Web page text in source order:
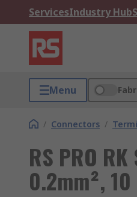
ServicesIndustry Hub
Menu
/ Connectors /
RS PRO
0.2mm²,